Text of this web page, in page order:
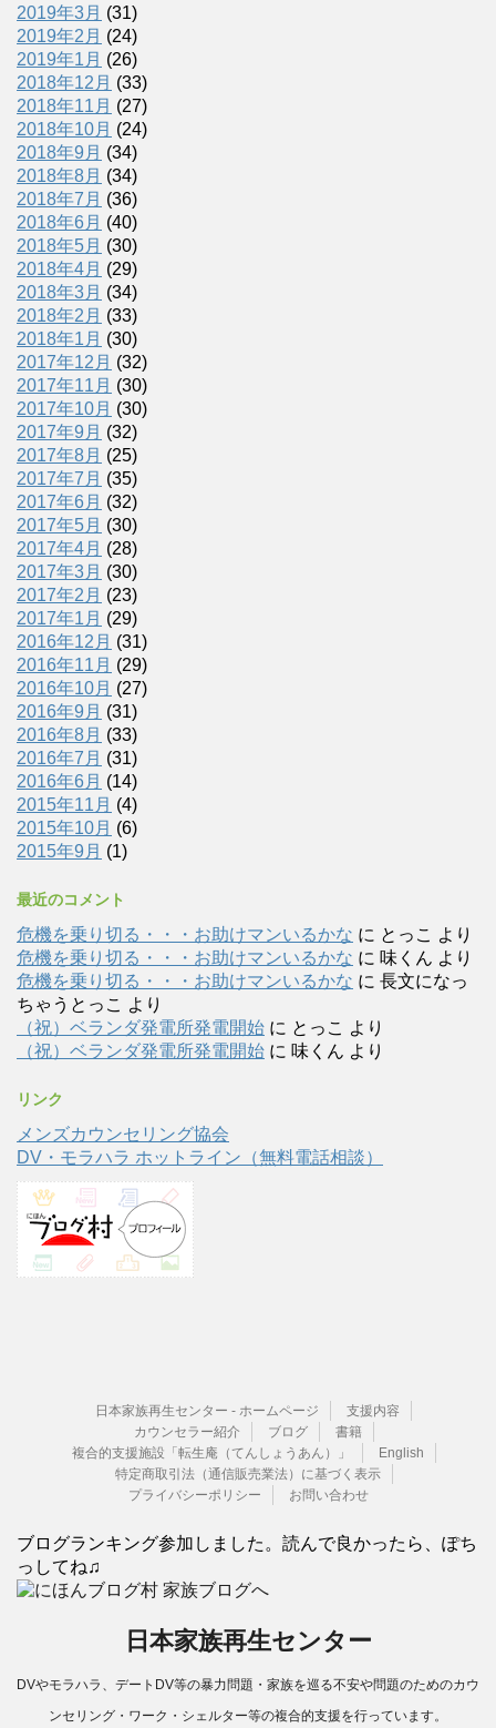
2019年3月 (31)
2019年2月 (24)
2019年1月 (26)
2018年12月 (33)
2018年11月 (27)
2018年10月 (24)
2018年9月 (34)
2018年8月 (34)
2018年7月 (36)
2018年6月 (40)
2018年5月 (30)
2018年4月 (29)
2018年3月 (34)
2018年2月 (33)
2018年1月 (30)
2017年12月 (32)
2017年11月 (30)
2017年10月 (30)
2017年9月 (32)
2017年8月 (25)
2017年7月 (35)
2017年6月 (32)
2017年5月 (30)
2017年4月 (28)
2017年3月 (30)
2017年2月 (23)
2017年1月 (29)
2016年12月 (31)
2016年11月 (29)
2016年10月 (27)
2016年9月 (31)
2016年8月 (33)
2016年7月 (31)
2016年6月 (14)
2015年11月 (4)
2015年10月 (6)
2015年9月 (1)
最近のコメント
危機を乗り切る・・・お助けマンいるかな に とっこ より
危機を乗り切る・・・お助けマンいるかな に 味くん より
危機を乗り切る・・・お助けマンいるかな に 長文になっ
ちゃうとっこ より
（祝）ベランダ発電所発電開始 に とっこ より
（祝）ベランダ発電所発電開始 に 味くん より
リンク
メンズカウンセリング協会
DV・モラハラ ホットライン（無料電話相談）
日本家族再生センター - ホームページ
支援内容
カウンセラー紹介
ブログ
書籍
複合的支援施設「転生庵（てんしょうあん）」
English
特定商取引法（通信販売業法）に基づく表示
プライバシーポリシー
お問い合わせ
ブログランキング参加しました。読んで良かったら、ぽち
っしてね♫
日本家族再生センター
DVやモラハラ、デートDV等の暴力問題・家族を巡る不安や問題のためのカウ
ンセリング・ワーク・シェルター等の複合的支援を行っています。